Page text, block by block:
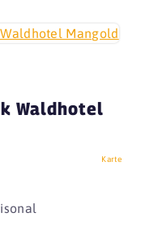
Waldhotel
Karte